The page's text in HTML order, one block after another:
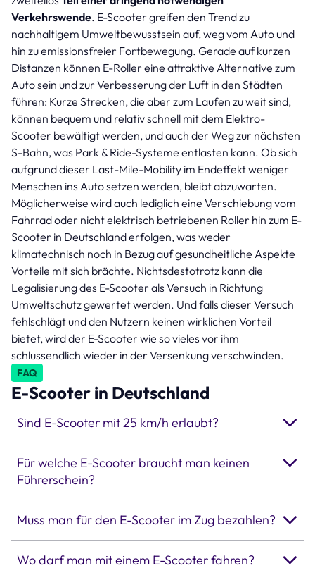
Verkehrswende. E-Scooter greifen den Trend zu
nachhaltigem Umweltbewusstsein auf, weg vom Auto und
hin zu emissionsfreier Fortbewegung. Gerade auf kurzen
Distanzen können E-Roller eine attraktive Alternative zum
Auto sein und zur Verbesserung der Luft in den Städten
führen: Kurze Strecken, die aber zum Laufen zu weit sind,
können bequem und relativ schnell mit dem Elektro-
Scooter bewältigt werden, und auch der Weg zur nächsten
S-Bahn, was Park & Ride-Systeme entlasten kann. Ob sich
aufgrund dieser Last-Mile-Mobility im Endeffekt weniger
Menschen ins Auto setzen werden, bleibt abzuwarten.
Möglicherweise wird auch lediglich eine Verschiebung vom
Fahrrad oder nicht elektrisch betriebenen Roller hin zum E-
Scooter in Deutschland erfolgen, was weder
klimatechnisch noch in Bezug auf gesundheitliche Aspekte
Vorteile mit sich brächte. Nichtsdestotrotz kann die
Legalisierung des E-Scooter als Versuch in Richtung
Umweltschutz gewertet werden. Und falls dieser Versuch
fehlschlägt und den Nutzern keinen wirklichen Vorteil
bietet, wird der E-Scooter wie so vieles vor ihm
schlussendlich wieder in der Versenkung verschwinden.
FAQ
E-Scooter in Deutschland
Sind E-Scooter mit 25 km/h erlaubt?
Für welche E-Scooter braucht man keinen
Führerschein?
Muss man für den E-Scooter im Zug bezahlen?
Wo darf man mit einem E-Scooter fahren?